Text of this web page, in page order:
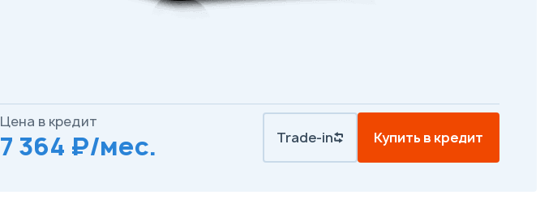
Цена в кредит
7 364 ₽/мес. Trade-in Купить в кредит